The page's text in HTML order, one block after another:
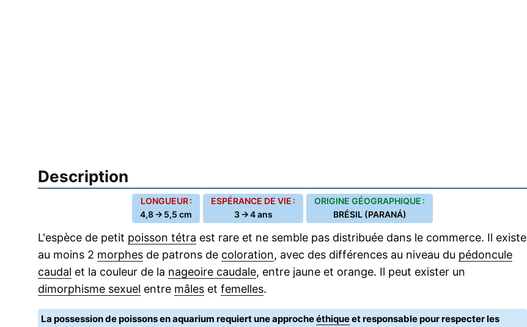
Description
LONGUEUR :
4,8 → 5,5 cm
ESPÉRANCE DE VIE :
3 → 4 ans
ORIGINE GÉOGRAPHIQUE :
BRÉSIL (PARANÁ)
L'espèce de petit poisson tétra est rare et ne semble pas distribuée dans le commerce. Il existe
au moins 2 morphes de patrons de coloration, avec des différences au niveau du pédoncule
caudal et la couleur de la nageoire caudale, entre jaune et orange. Il peut exister un
dimorphisme sexuel entre mâles et femelles.
La possession de poissons en aquarium requiert une approcheéthiqueet responsable pour respecter les